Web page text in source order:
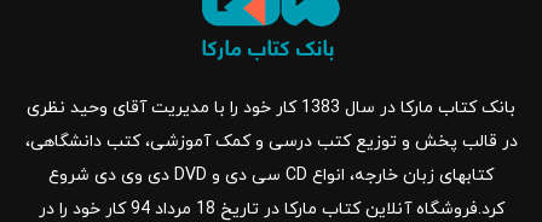
بانک کتاب مارکا در سال 1383 کار خود را با مدیریت آقای وحید نظری
در قالب پخش و توزیع کتب درسی و کمک آموزشی، کتب دانشگاهی،
کتابهای زبان خارجه، انواع CD سی دی و DVD دی وی دی شروع
کرد.فروشگاه آنلاین کتاب مارکا در تاریخ 18 مرداد 94 کار خود را در